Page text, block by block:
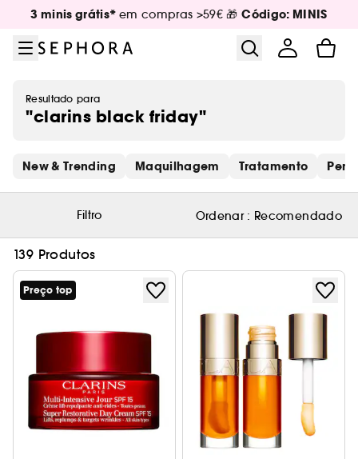
Ir para o menu
Ir para o conteúdo principal
Ir para o rodapé
3 minis grátis* em compras >59€ 🎁Código: MINIS
Resultado para
"clarins black friday"
Saltar os links rápidos
New & Trending Maquilhagem Tratamento
Filtro Ordenar : Recomendado
139 Produtos
Preço top